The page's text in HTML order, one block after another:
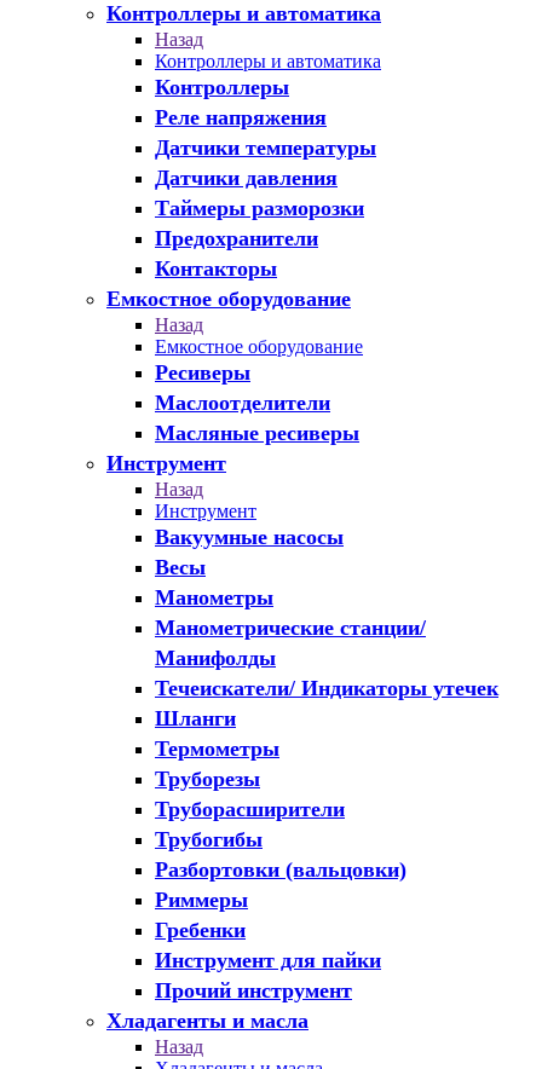
Контроллеры и автоматика
Назад
Контроллеры и автоматика
Контроллеры
Реле напряжения
Датчики температуры
Датчики давления
Таймеры разморозки
Предохранители
Контакторы
Емкостное оборудование
Назад
Емкостное оборудование
Ресиверы
Маслоотделители
Масляные ресиверы
Инструмент
Назад
Инструмент
Вакуумные насосы
Весы
Манометры
Манометрические станции/
Манифолды
Течеискатели/ Индикаторы утечек
Шланги
Термометры
Труборезы
Труборасширители
Трубогибы
Разбортовки (вальцовки)
Риммеры
Гребенки
Инструмент для пайки
Прочий инструмент
Хладагенты и масла
Назад